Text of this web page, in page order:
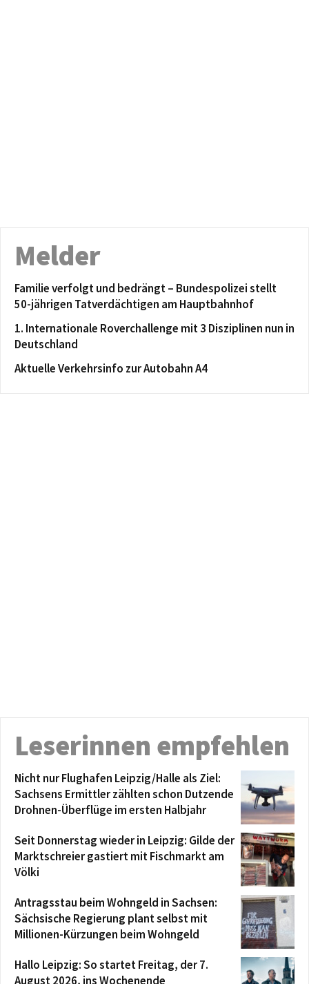
Melder
Familie verfolgt und bedrängt – Bundespolizei stellt
50-jährigen Tatverdächtigen am Hauptbahnhof
1. Internationale Roverchallenge mit 3 Disziplinen nun in
Deutschland
Aktuelle Verkehrsinfo zur Autobahn A4
Leserinnen empfehlen
Nicht nur Flughafen Leipzig/Halle als Ziel:
Sachsens Ermittler zählten schon Dutzende
Drohnen-Überflüge im ersten Halbjahr
Seit Donnerstag wieder in Leipzig: Gilde der
Marktschreier gastiert mit Fischmarkt am
Völki
Antragsstau beim Wohngeld in Sachsen:
Sächsische Regierung plant selbst mit
Millionen-Kürzungen beim Wohngeld
Hallo Leipzig: So startet Freitag, der 7.
August 2026, ins Wochenende